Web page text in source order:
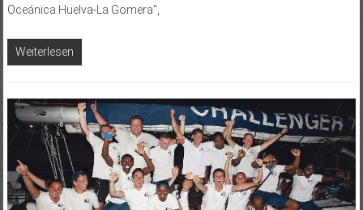
Oceánica Huelva-La Gomera“,
Weiterlesen